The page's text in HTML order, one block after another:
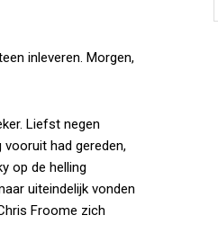
inleveren. Morgen,
Liefst negen
had gereden,
op de helling
uiteindelijk vonden
Froome zich